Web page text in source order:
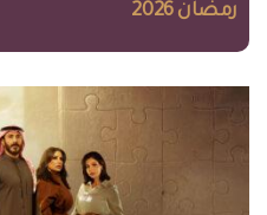
رمضان 2026